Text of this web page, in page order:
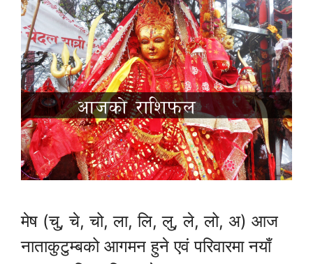
मेष (चु, चे, चो, ला, लि, लु, ले, लो, अ) आज
नाताकुटुम्बको आगमन हुने एवं परिवारमा नयाँ